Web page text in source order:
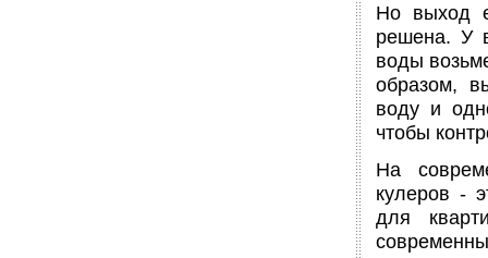
Но выход
решена. У
воды
образом,
воду и
чтобы
На
кулеров -
для